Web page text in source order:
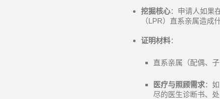
挖掘核心：申请人如果
（LPR）直系亲属造成
证明材料：
直系亲属（配偶、
医疗与照顾需求：
尽的医生诊断书、